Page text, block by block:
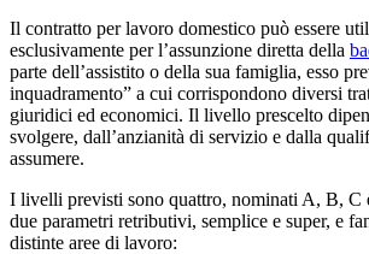
Il contratto per lavoro domestico può essere
esclusivamente per l’assunzione diretta della
parte dell’assistito o della sua famiglia, esso
inquadramento” a cui corrispondono diversi
giuridici ed economici. Il livello prescelto
svolgere, dall’anzianità di servizio e dalla
assumere.
I livelli previsti sono quattro, nominati A, B, C
due parametri retributivi, semplice e super, e
distinte aree di lavoro: